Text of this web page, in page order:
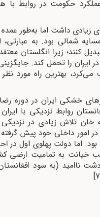
حکومت در روابط با
زیادی داشت اما به‌طور
شمالی بود. به عبارتی،
کنند؛ زیرا انگلستان
ایران را تحمل کند.
بهترین راه مورد
خشکی ایران در دوره
روابط نزدیکی با
خان تلاش زیادی در
امور داخلی خود پیش
اما دولت پهلوی اول در
خیانت به تمامیت ارضی
ناامید (به سود